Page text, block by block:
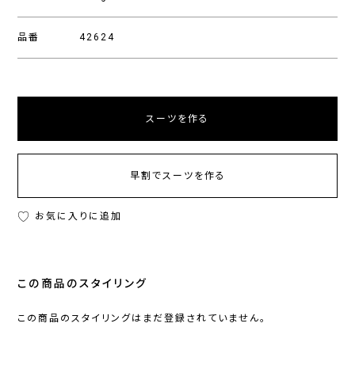
品番 42624
スーツを作る
早割でスーツを作る
お気に入りに追加
この商品のスタイリング
この商品のスタイリングはまだ登録されていません。